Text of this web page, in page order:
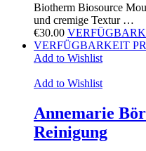
Biotherm Biosource
und cremige Textur …
€30.00
VERFÜGBARKEIT
Add to Wishlist
Add to Wishlist
Annemarie
Reinigung